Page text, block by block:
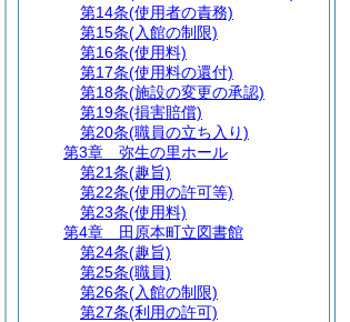
第14条(使用者の責務)
第15条(入館の制限)
第16条(使用料)
第17条(使用料の還付)
第18条(施設の変更の承認)
第19条(損害賠償)
第20条(職員の立ち入り)
第3章
弥生の里ホール
第21条(趣旨)
第22条(使用の許可等)
第23条(使用料)
第4章
田原本町立図書館
第24条(趣旨)
第25条(職員)
第26条(入館の制限)
第27条(利用の許可)